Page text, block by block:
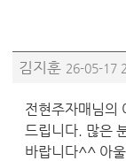
김지훈 26-05-17
전현주자매님의
드립니다. 많은
바랍니다^^ 아